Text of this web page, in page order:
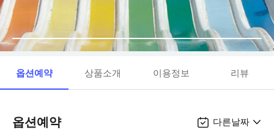
옵션예약 상품소개 이용정보 리뷰
옵션예약 다른날짜